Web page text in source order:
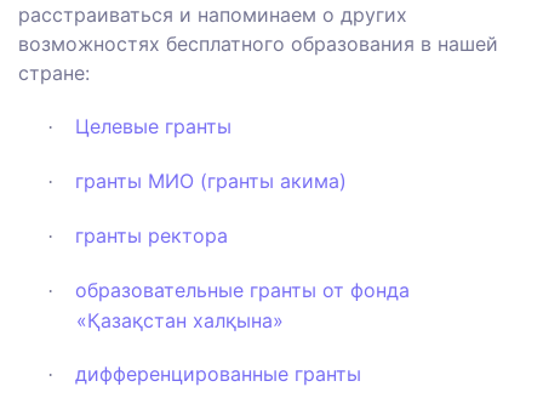
расстраиваться и напоминаем о других
возможностях бесплатного образования в нашей
стране:
· Целевые гранты
· гранты МИО (гранты акима)
· гранты ректора
· образовательные гранты от фонда
«Қазақстан халқына»
· дифференцированные гранты